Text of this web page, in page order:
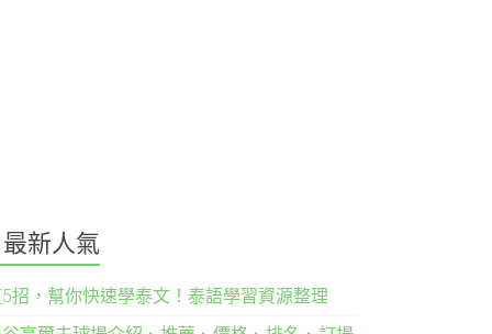
最新人氣
招，幫你快速學泰文！泰語學習資源整理